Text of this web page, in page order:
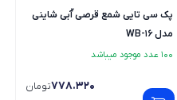
پک سی تایی شمع قرصی آّبی شاینی
مدل WB-16
100 عدد موجود میباشد
778.320تومان